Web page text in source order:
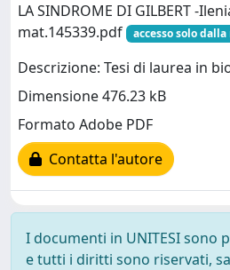
LA SINDROME DI GILBERT -
mat.145339.pdf
accesso solo
Descrizione: Tesi di laurea in
Dimensione 476.23 kB
Formato Adobe PDF
Contatta l'autore
I documenti in UNITESI sono
e tutti i diritti sono riservati,